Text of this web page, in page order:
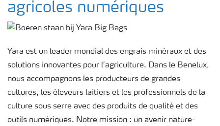
agricoles numériques
Yara est un leader mondial des engrais minéraux et des
solutions innovantes pour l’agriculture. Dans le Benelux,
nous accompagnons les producteurs de grandes
cultures, les éleveurs laitiers et les professionnels de la
culture sous serre avec des produits de qualité et des
outils numériques. Notre mission : un avenir nature-